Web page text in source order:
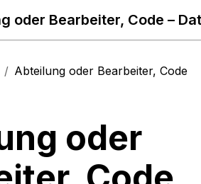
/ Abteilung oder Bearbeiter, Code
oder